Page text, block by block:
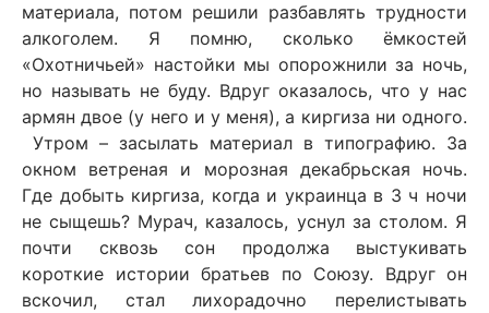
материала, потом решили разбавлять трудности
алкоголем. Я помню, сколько ёмкостей
«Охотничьей» настойки мы опорожнили за ночь,
но называть не буду. Вдруг оказалось, что у нас
армян двое (у него и у меня), а киргиза ни одного.
Утром – засылать материал в типографию. За
окном ветреная и морозная декабрьская ночь.
Где добыть киргиза, когда и украинца в 3 ч ночи
не сыщешь? Мурач, казалось, уснул за столом. Я
почти сквозь сон продолжа выстукивать
короткие истории братьев по Союзу. Вдруг он
вскочил, стал лихорадочно перелистывать